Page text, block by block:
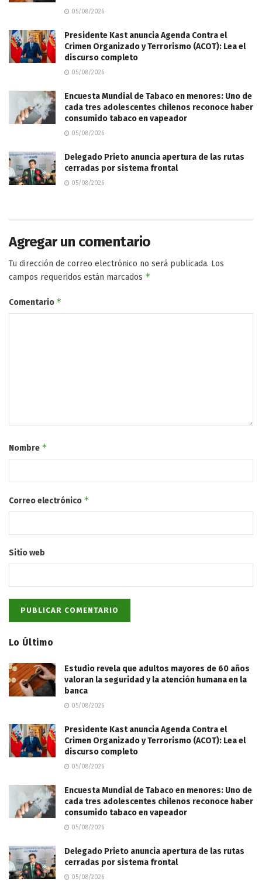
05/08/2026
Presidente Kast anuncia Agenda Contra el
Crimen Organizado y Terrorismo (ACOT): Lea el
discurso completo
05/08/2026
Encuesta Mundial de Tabaco en menores: Uno de
cada tres adolescentes chilenos reconoce haber
consumido tabaco en vapeador
05/08/2026
Delegado Prieto anuncia apertura de las rutas
cerradas por sistema frontal
05/08/2026
Agregar un comentario
Tu dirección de correo electrónico no será publicada. Los
campos requeridos están marcados *
Comentario *
Nombre *
Correo electrónico *
Sitio web
Lo Último
Estudio revela que adultos mayores de 60 años
valoran la seguridad y la atención humana en la
banca
05/08/2026
Presidente Kast anuncia Agenda Contra el
Crimen Organizado y Terrorismo (ACOT): Lea el
discurso completo
05/08/2026
Encuesta Mundial de Tabaco en menores: Uno de
cada tres adolescentes chilenos reconoce haber
consumido tabaco en vapeador
05/08/2026
Delegado Prieto anuncia apertura de las rutas
cerradas por sistema frontal
05/08/2026